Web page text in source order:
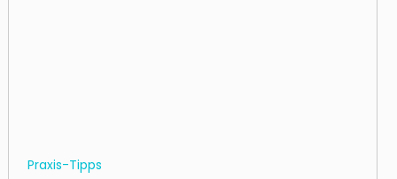
Praxis-Tipps